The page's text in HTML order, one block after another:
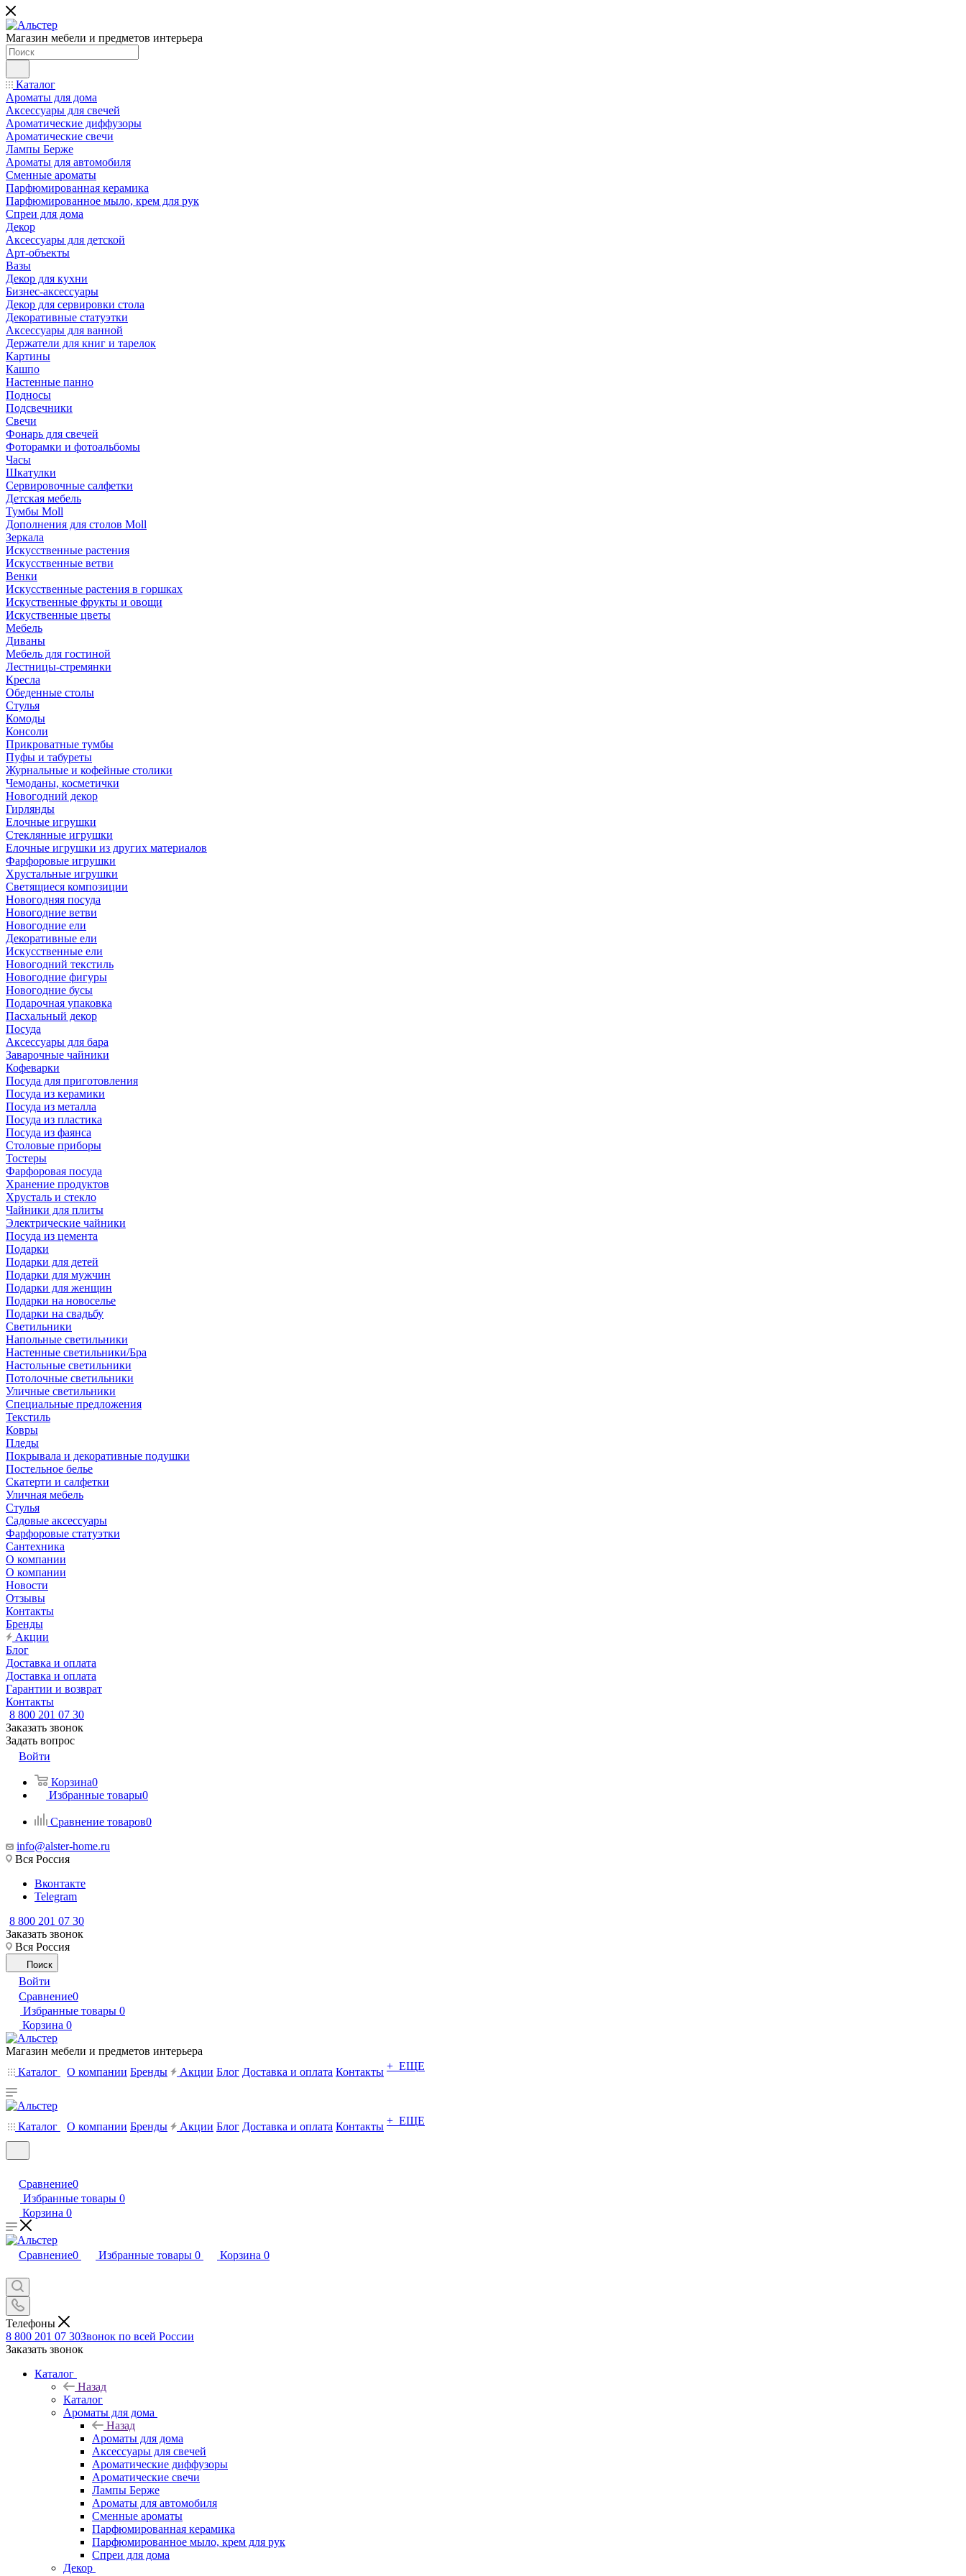
Магазин мебели и предметов интерьера
Каталог
Ароматы для дома
Аксессуары для свечей
Ароматические диффузоры
Ароматические свечи
Лампы Берже
Ароматы для автомобиля
Сменные ароматы
Парфюмированная керамика
Парфюмированное мыло, крем для рук
Спреи для дома
Декор
Аксессуары для детской
Арт-объекты
Вазы
Декор для кухни
Бизнес-аксессуары
Декор для сервировки стола
Декоративные статуэтки
Аксессуары для ванной
Держатели для книг и тарелок
Картины
Кашпо
Настенные панно
Подносы
Подсвечники
Свечи
Фонарь для свечей
Фоторамки и фотоальбомы
Часы
Шкатулки
Сервировочные салфетки
Детская мебель
Тумбы Moll
Дополнения для столов Moll
Зеркала
Искусственные растения
Искусственные ветви
Венки
Искусственные растения в горшках
Искуственные фрукты и овощи
Искуственные цветы
Мебель
Диваны
Мебель для гостиной
Лестницы-стремянки
Кресла
Обеденные столы
Стулья
Комоды
Консоли
Прикроватные тумбы
Пуфы и табуреты
Журнальные и кофейные столики
Чемоданы, косметички
Новогодний декор
Гирлянды
Елочные игрушки
Стеклянные игрушки
Елочные игрушки из других материалов
Фарфоровые игрушки
Хрустальные игрушки
Светящиеся композиции
Новогодняя посуда
Новогодние ветви
Новогодние ели
Декоративные ели
Искусственные ели
Новогодний текстиль
Новогодние фигуры
Новогодние бусы
Подарочная упаковка
Пасхальный декор
Посуда
Аксессуары для бара
Заварочные чайники
Кофеварки
Посуда для приготовления
Посуда из керамики
Посуда из металла
Посуда из пластика
Посуда из фаянса
Столовые приборы
Тостеры
Фарфоровая посуда
Хранение продуктов
Хрусталь и стекло
Чайники для плиты
Электрические чайники
Посуда из цемента
Подарки
Подарки для детей
Подарки для мужчин
Подарки для женщин
Подарки на новоселье
Подарки на свадьбу
Светильники
Напольные светильники
Настенные светильники/Бра
Настольные светильники
Потолочные светильники
Уличные светильники
Специальные предложения
Текстиль
Ковры
Пледы
Покрывала и декоративные подушки
Постельное белье
Скатерти и салфетки
Уличная мебель
Стулья
Садовые аксессуары
Фарфоровые статуэтки
Сантехника
О компании
О компании
Новости
Отзывы
Контакты
Бренды
Акции
Блог
Доставка и оплата
Доставка и оплата
Гарантии и возврат
Контакты
8 800 201 07 30
Заказать звонок
Задать вопрос
Войти
Корзина0
Избранные товары0
Сравнение товаров0
info@alster-home.ru
Вся Россия
Вконтакте
Telegram
8 800 201 07 30
Заказать звонок
Вся Россия
Поиск
Войти
Сравнение0
Избранные товары 0
Корзина 0
Магазин мебели и предметов интерьера
Каталог
О компании Бренды Акции Блог Доставка и оплата Контакты + ЕЩЕ
Каталог О компании Бренды Акции Блог Доставка и оплата Контакты + ЕЩЕ
Сравнение0
Избранные товары 0
Корзина 0
Сравнение0 Избранные товары 0 Корзина 0
Телефоны
8 800 201 07 30Звонок по всей России
Заказать звонок
Каталог
Назад
Каталог
Ароматы для дома
Назад
Ароматы для дома
Аксессуары для свечей
Ароматические диффузоры
Ароматические свечи
Лампы Берже
Ароматы для автомобиля
Сменные ароматы
Парфюмированная керамика
Парфюмированное мыло, крем для рук
Спреи для дома
Декор